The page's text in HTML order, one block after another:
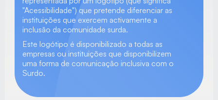
"Acessibilidade") que pretende diferenciar as
instituições que exercem activamente a
inclusão da comunidade surda.
Este logótipo é disponibilizado a todas as
empresas ou instituições que disponibilizem
uma forma de comunicação inclusiva com o
Surdo.